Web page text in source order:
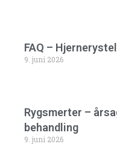
FAQ –
9. juni 2026
Rygsmerter –
behandling
9. juni 2026